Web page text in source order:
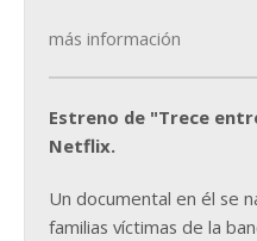
más información
Estreno de "Trece
Netflix.
Un documental en él se
familias víctimas de la